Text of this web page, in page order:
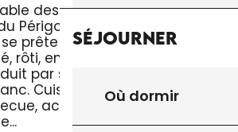
Séjourner
Où dormir
des tables du
Périgord, le magret
prête à toutes les
rôti, en salade ou en
par sa tendreté et
Cuisiné à la poêle
accompagné de